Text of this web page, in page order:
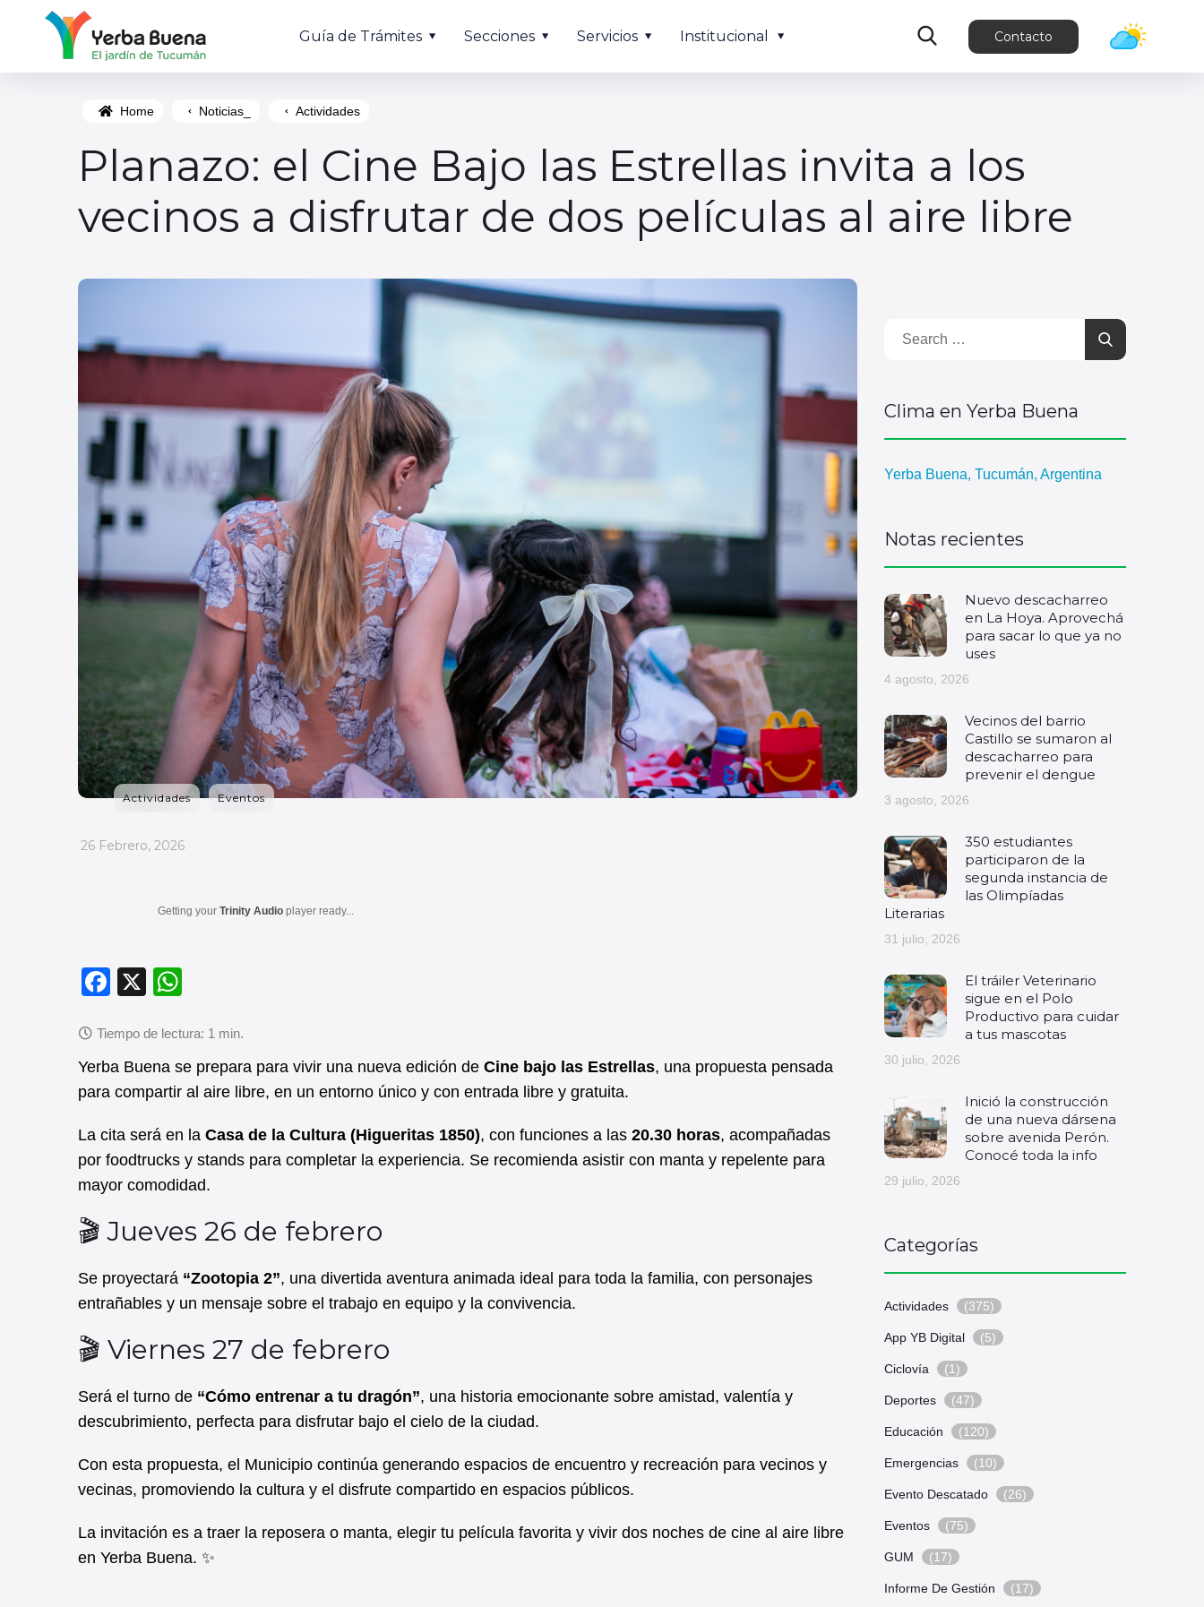
Guía de Trámites Secciones Servicios Institucional Contacto
Home Noticias_ Actividades
Planazo: el Cine Bajo las Estrellas invita a los
vecinos a disfrutar de dos películas al aire libre
Actividades Eventos
_
26 Febrero, 2026
Getting your Trinity Audio player ready...
F
c
e
b
o
o
k
X
at
s
A
p
p
Yerba Buena se prepara para vivir una nueva edición de Cine bajo las Estrellas, una propuesta pensada
para compartir al aire libre, en un entorno único y con entrada libre y gratuita.
La cita será en la Casa de la Cultura (Higueritas 1850), con funciones a las 20.30 horas, acompañadas
por foodtrucks y stands para completar la experiencia. Se recomienda asistir con manta y repelente para
mayor comodidad.
🎬 Jueves 26 de febrero
Se proyectará “Zootopia 2”, una divertida aventura animada ideal para toda la familia, con personajes
entrañables y un mensaje sobre el trabajo en equipo y la convivencia.
🎬 Viernes 27 de febrero
Será el turno de “Cómo entrenar a tu dragón”, una historia emocionante sobre amistad, valentía y
descubrimiento, perfecta para disfrutar bajo el cielo de la ciudad.
Con esta propuesta, el Municipio continúa generando espacios de encuentro y recreación para vecinos y
vecinas, promoviendo la cultura y el disfrute compartido en espacios públicos.
La invitación es a traer la reposera o manta, elegir tu película favorita y vivir dos noches de cine al aire libre
en Yerba Buena. ✨
Clima en Yerba Buena
Yerba Buena, Tucumán, Argentina
Notas recientes
Nuevo descacharreo
en La Hoya. Aprovechá
para sacar lo que ya no
uses
4 agosto, 2026
Vecinos del barrio
Castillo se sumaron al
descacharreo para
prevenir el dengue
3 agosto, 2026
350 estudiantes
participaron de la
segunda instancia de
las Olimpíadas
Literarias
31 julio, 2026
El tráiler Veterinario
sigue en el Polo
Productivo para cuidar
a tus mascotas
30 julio, 2026
Inició la construcción
de una nueva dársena
sobre avenida Perón.
Conocé toda la info
29 julio, 2026
Categorías
Actividades (375)
App YB Digital (5)
Ciclovía (1)
Deportes (47)
Educación (120)
Emergencias (10)
Evento Descatado (26)
Eventos (75)
GUM (17)
Informe De Gestión (17)